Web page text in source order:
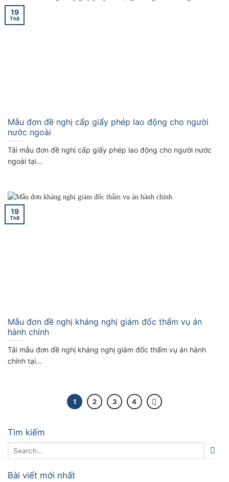
Mẫu đơn đề nghị cấp giấy phép lao động cho người
nước ngoài
Tải mẫu đơn đề nghị cấp giấy phép lao động cho người nước
ngoài tại...
19
Th8
Mẫu đơn đề nghị kháng nghị giám đốc thẩm vụ án
hành chính
Tải mẫu đơn đề nghị kháng nghị giám đốc thẩm vụ án hành
chính tại...
19
Th8
1 2 3 4
Tìm kiếm
Bài viết mới nhất